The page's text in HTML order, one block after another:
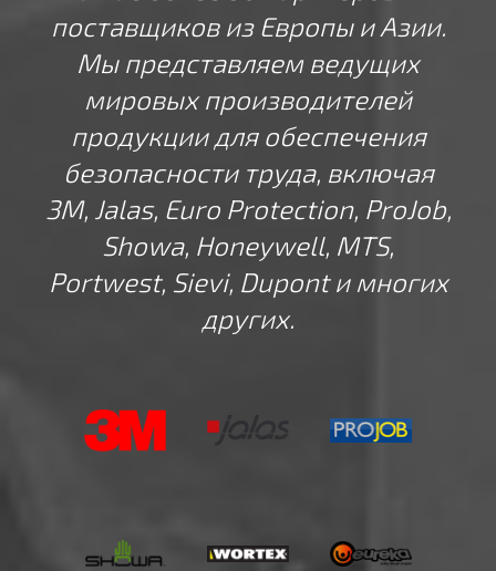
поставщиков из Европы и Азии.
Мы представляем ведущих
мировых производителей
продукции для обеспечения
безопасности труда, включая
3M, Jalas, Euro Protection, ProJob,
Showa, Honeywell, MTS,
Portwest, Sievi, Dupont и многих
других.